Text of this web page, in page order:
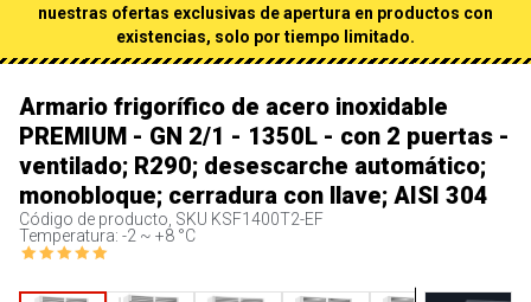
nuestras ofertas exclusivas de apertura en productos con
existencias, solo por tiempo limitado.
Armario frigorífico de acero inoxidable
PREMIUM - GN 2/1 - 1350L - con 2 puertas -
ventilado; R290; desescarche automático;
monobloque; cerradura con llave; AISI 304
Código de producto, SKU KSF1400T2-EF
Temperatura: -2 ~ +8 °C